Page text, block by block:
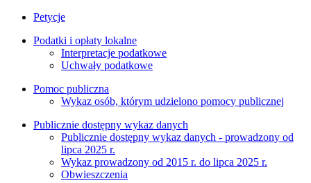
Petycje
Podatki i opłaty lokalne
Interpretacje podatkowe
Uchwały podatkowe
Pomoc publiczna
Wykaz osób, którym udzielono pomocy publicznej
Publicznie dostępny wykaz danych
Publicznie dostępny wykaz danych - prowadzony od
lipca 2025 r.
Wykaz prowadzony od 2015 r. do lipca 2025 r.
Obwieszczenia